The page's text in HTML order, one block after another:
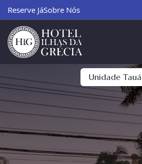
Reserve JáSobre Nós
Unidade Tauá